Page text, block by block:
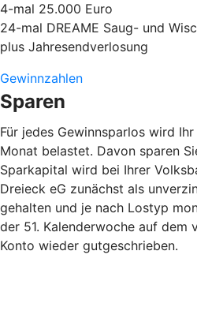
4-mal 25.000 Euro
24-mal DREAME Saug- und
plus Jahresendverlosung
Gewinnzahlen
Sparen
Für jedes Gewinnsparlos wird
Monat belastet. Davon sparen
Sparkapital wird bei Ihrer
Dreieck eG zunächst als
gehalten und je nach Lostyp
der 51. Kalenderwoche auf dem
Konto wieder gutgeschrieben.